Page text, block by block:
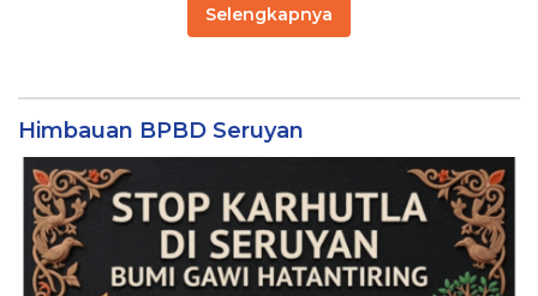
Selengkapnya
Himbauan BPBD Seruyan